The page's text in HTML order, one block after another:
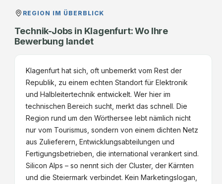
REGION IM ÜBERBLICK
Technik-Jobs in Klagenfurt: Wo Ihre
Bewerbung landet
Klagenfurt hat sich, oft unbemerkt vom Rest der
Republik, zu einem echten Standort für Elektronik
und Halbleitertechnik entwickelt. Wer hier im
technischen Bereich sucht, merkt das schnell. Die
Region rund um den Wörthersee lebt nämlich nicht
nur vom Tourismus, sondern von einem dichten Netz
aus Zulieferern, Entwicklungsabteilungen und
Fertigungsbetrieben, die international verankert sind.
Silicon Alps – so nennt sich der Cluster, der Kärnten
und die Steiermark verbindet. Kein Marketingslogan,